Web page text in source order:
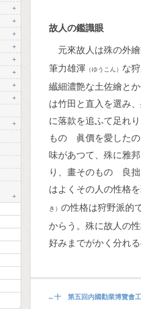
+
+
+
+
+
+
+
+
+
+
故人の鑑識眼
元來故人は殊の外
筆力雄渾 （ゆうこん） な
纎細濃艶な土佐繪と
は竹田と直入を選み
に落款を追ふて足れ
ものゝ眞價を愛した
味があつて、殊に雅
り、畫そのものゝ良
はよくその人の性格
き） の性格は狩野派的
からう。殊に故人の
好みまでがかく分れ
←十 第五回内國勸業博覽